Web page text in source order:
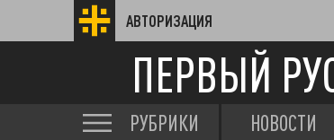
АВТОРИЗАЦИЯ
ПЕРВЫЙ
РУБРИКИ НОВОСТИ